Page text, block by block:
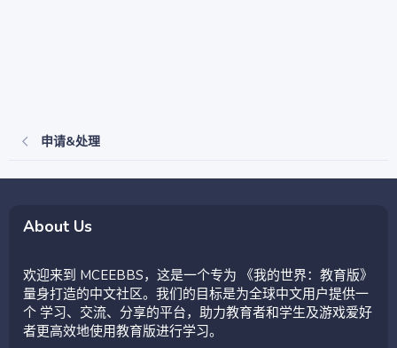
申请&处理
About Us
欢迎来到 MCEEBBS，这是一个专为 《我的世界：教育版》
量身打造的中文社区。我们的目标是为全球中文用户提供一
个 学习、交流、分享的平台，助力教育者和学生及游戏爱好
者更高效地使用教育版进行学习。